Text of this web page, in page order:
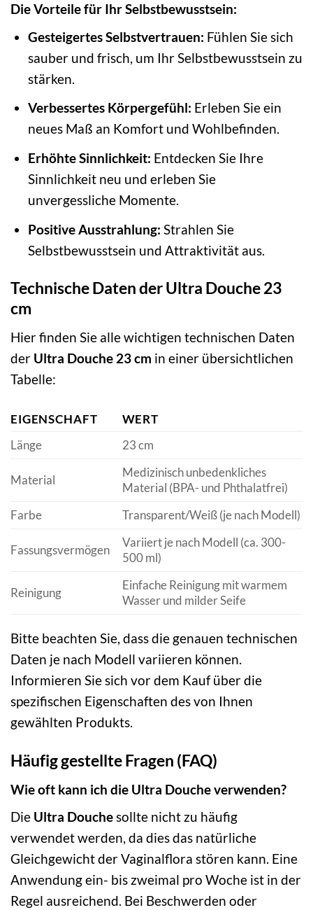
Die Vorteile für Ihr Selbstbewusstsein:
Gesteigertes Selbstvertrauen: Fühlen Sie sich
sauber und frisch, um Ihr Selbstbewusstsein zu
stärken.
Verbessertes Körpergefühl: Erleben Sie ein
neues Maß an Komfort und Wohlbefinden.
Erhöhte Sinnlichkeit: Entdecken Sie Ihre
Sinnlichkeit neu und erleben Sie
unvergessliche Momente.
Positive Ausstrahlung: Strahlen Sie
Selbstbewusstsein und Attraktivität aus.
Technische Daten der Ultra Douche 23
cm
Hier finden Sie alle wichtigen technischen Daten
der Ultra Douche 23 cm in einer übersichtlichen
Tabelle:
EIGENSCHAFT
WERT
Länge
23 cm
Material
Medizinisch unbedenkliches
Material (BPA- und Phthalatfrei)
Farbe
Transparent/Weiß (je nach Modell)
Fassungsvermögen
Variiert je nach Modell (ca. 300-
500 ml)
Reinigung
Einfache Reinigung mit warmem
Wasser und milder Seife
Bitte beachten Sie, dass die genauen technischen
Daten je nach Modell variieren können.
Informieren Sie sich vor dem Kauf über die
spezifischen Eigenschaften des von Ihnen
gewählten Produkts.
Häufig gestellte Fragen (FAQ)
Wie oft kann ich die Ultra Douche verwenden?
Die Ultra Douchesollte nicht zu häufig
verwendet werden, da dies das natürliche
Gleichgewicht der Vaginalflora stören kann. Eine
Anwendung ein- bis zweimal pro Woche ist in der
Regel ausreichend. Bei Beschwerden oder